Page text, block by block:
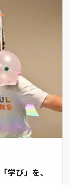
学び」を、